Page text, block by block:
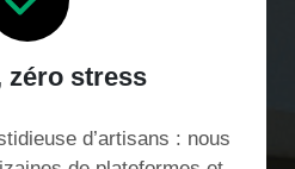
zéro stress
d’artisans : nous